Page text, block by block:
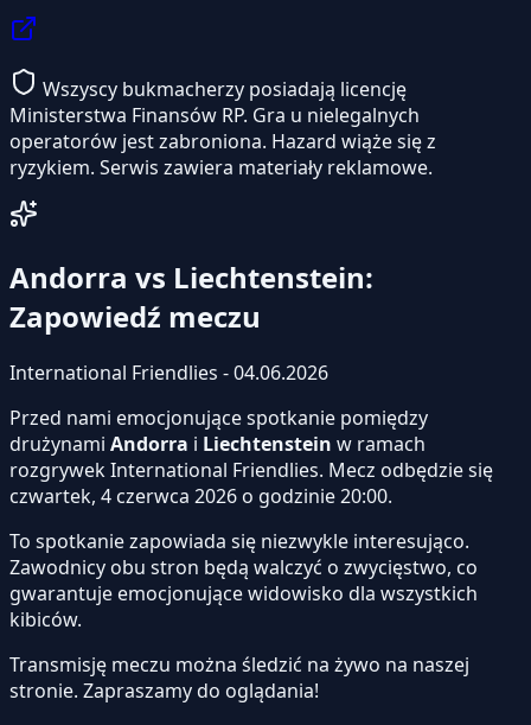
Wszyscy bukmacherzy posiadają licencję
Ministerstwa Finansów RP. Gra u nielegalnych
operatorów jest zabroniona. Hazard wiąże się z
ryzykiem. Serwis zawiera materiały reklamowe.
Andorra vs Liechtenstein:
Zapowiedź meczu
International Friendlies - 04.06.2026
Przed nami emocjonujące spotkanie pomiędzy
drużynami Andorra i Liechtenstein w ramach
rozgrywek International Friendlies. Mecz odbędzie się
czwartek, 4 czerwca 2026 o godzinie 20:00.
To spotkanie zapowiada się niezwykle interesująco.
Zawodnicy obu stron będą walczyć o zwycięstwo, co
gwarantuje emocjonujące widowisko dla wszystkich
kibiców.
Transmisję meczu można śledzić na żywo na naszej
stronie. Zapraszamy do oglądania!